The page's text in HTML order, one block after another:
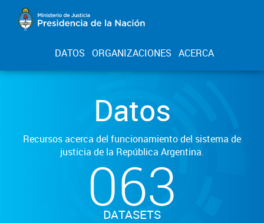
DATOS ORGANIZACIONES ACERCA
Datos
Recursos acerca del funcionamiento del sistema de
justicia de la República Argentina.
063
DATASETS